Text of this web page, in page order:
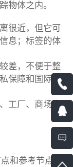
物体之内。
很近，但它可
息；标签的体
差，不便于整
保障和国际标
工厂、商场广
和参考节点与